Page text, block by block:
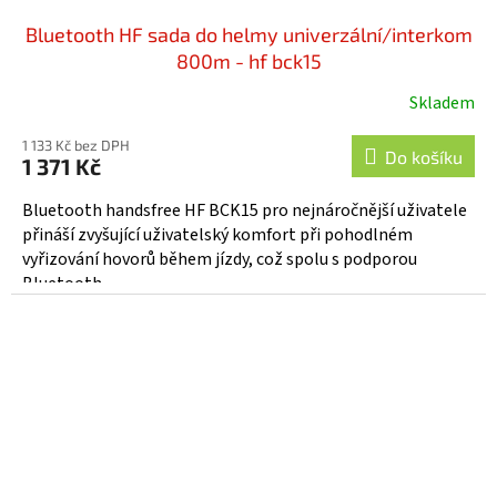
Bluetooth HF sada do helmy univerzální/interkom
800m - hf bck15
produktu
je
5,0
z
5
hvězdiček.
Skladem
1 133 Kč bez DPH
1 371 Kč Do košíku
Bluetooth handsfree HF BCK15 pro nejnáročnější uživatele
přináší zvyšující uživatelský komfort při pohodlném
vyřizování hovorů během jízdy, což spolu s podporou
Bluetooth...